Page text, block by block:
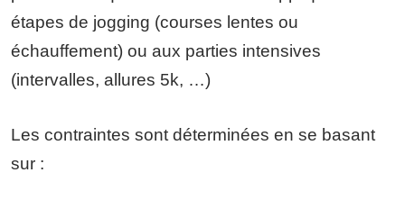
étapes de jogging (courses lentes ou
échauffement) ou aux parties intensives
(intervalles, allures 5k, …)
Les contraintes sont déterminées en se basant
sur :